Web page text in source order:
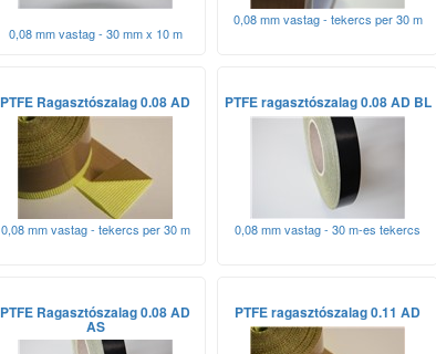
0,08 mm vastag - 30 mm x 10 m
0,08 mm vastag - tekercs per 30 m
PTFE Ragasztószalag 0.08 AD
0,08 mm vastag - tekercs per 30 m
PTFE ragasztószalag 0.08 AD BL
0,08 mm vastag - 30 m-es tekercs
PTFE Ragasztószalag 0.08 AD
AS
PTFE ragasztószalag 0.11 AD